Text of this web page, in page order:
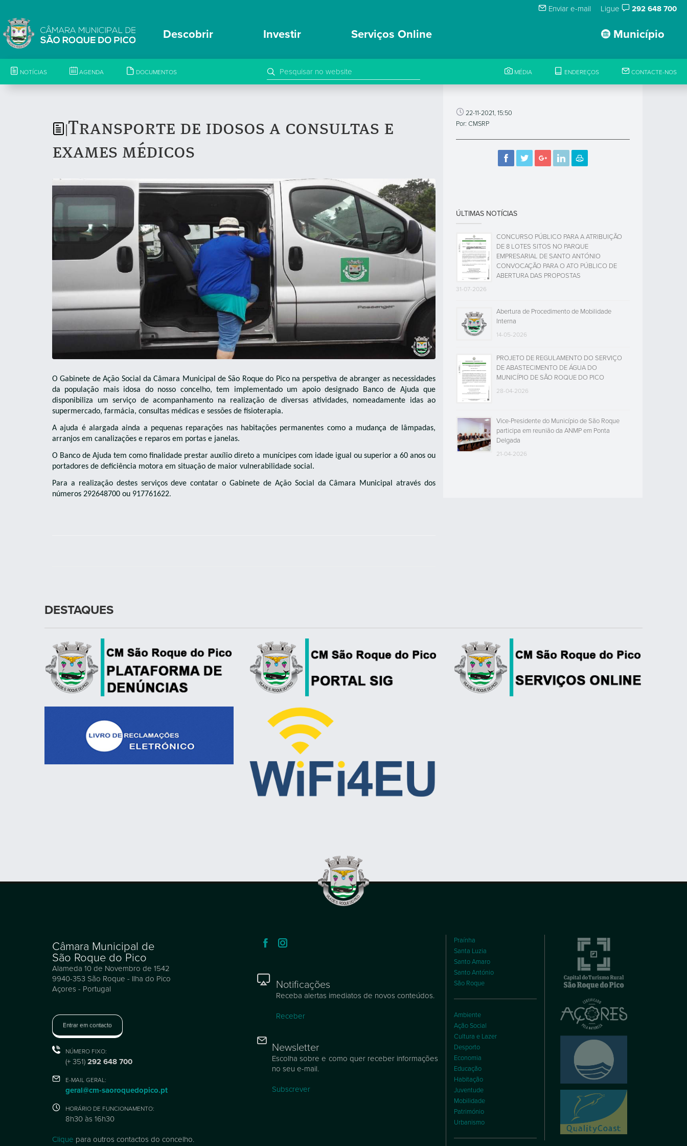
Enviar e-mail Ligue 292 648 700
Município
Descobrir Investir Serviços Online
NOTÍCIAS AGENDA DOCUMENTOS MÉDIA ENDEREÇOS CONTACTE-NOS
Transporte de idosos a consultas e
exames médicos
O Gabinete de Ação Social da Câmara Municipal de São Roque do Pico na perspetiva de abranger as necessidades
da população mais idosa do nosso concelho, tem implementado um apoio designado Banco de Ajuda que
disponibiliza um serviço de acompanhamento na realização de diversas atividades, nomeadamente idas ao
supermercado, farmácia, consultas médicas e sessões de fisioterapia.
A ajuda é alargada ainda a pequenas reparações nas habitações permanentes como a mudança de lâmpadas,
arranjos em canalizações e reparos em portas e janelas.
O Banco de Ajuda tem como finalidade prestar auxílio direto a munícipes com idade igual ou superior a 60 anos ou
portadores de deficiência motora em situação de maior vulnerabilidade social.
Para a realização destes serviços deve contatar o Gabinete de Ação Social da Câmara Municipal através dos
números 292648700 ou 917761622.
22-11-2021, 15:50
Por: CMSRP
ÚLTIMAS NOTÍCIAS
CONCURSO PÚBLICO PARA A ATRIBUIÇÃO
DE 8 LOTES SITOS NO PARQUE
EMPRESARIAL DE SANTO ANTÓNIO
CONVOCAÇÃO PARA O ATO PÚBLICO DE
ABERTURA DAS PROPOSTAS
31-07-2026
Abertura de Procedimento de Mobilidade
Interna
14-05-2026
PROJETO DE REGULAMENTO DO SERVIÇO
DE ABASTECIMENTO DE ÁGUA DO
MUNICÍPIO DE SÃO ROQUE DO PICO
28-04-2026
Vice-Presidente do Município de São Roque
participa em reunião da ANMP em Ponta
Delgada
21-04-2026
DESTAQUES
Câmara Municipal de
São Roque do Pico
Alameda 10 de Novembro de 1542
9940-353 São Roque - Ilha do Pico
Açores - Portugal
Entrar em contacto
NÚMERO FIXO:
(+ 351) 292 648 700
E-MAIL GERAL:
geral@cm-saoroquedopico.pt
HORÁRIO DE FUNCIONAMENTO:
8h30 às 16h30
Clique para outros contactos do concelho.
Notificações
Receba alertas imediatos de novos conteúdos.
Receber
Newsletter
Escolha sobre e como quer receber informações
no seu e-mail.
Subscrever
Praínha
Santa Luzia
Santo Amaro
Santo António
São Roque
Ambiente
Ação Social
Cultura e Lazer
Desporto
Economia
Educação
Habitação
Juventude
Mobilidade
Património
Urbanismo